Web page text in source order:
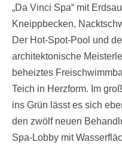
„Da Vinci Spa“ mit
Kneippbecken,
Der Hot-Spot-Pool und
architektonische
beheiztes
Teich in Herzform. Im
ins Grün lässt es sich
den zwölf neuen
Spa-Lobby mit